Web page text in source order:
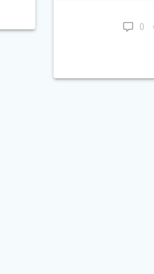
0